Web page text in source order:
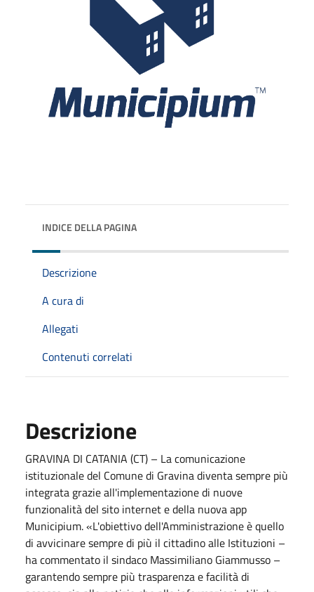
INDICE DELLA PAGINA
Descrizione
A cura di
Allegati
Contenuti correlati
Descrizione
GRAVINA DI CATANIA (CT) – La comunicazione
istituzionale del Comune di Gravina diventa sempre più
integrata grazie all'implementazione di nuove
funzionalità del sito internet e della nuova app
Municipium. «L'obiettivo dell'Amministrazione è quello
di avvicinare sempre di più il cittadino alle Istituzioni –
ha commentato il sindaco Massimiliano Giammusso –
garantendo sempre più trasparenza e facilità di